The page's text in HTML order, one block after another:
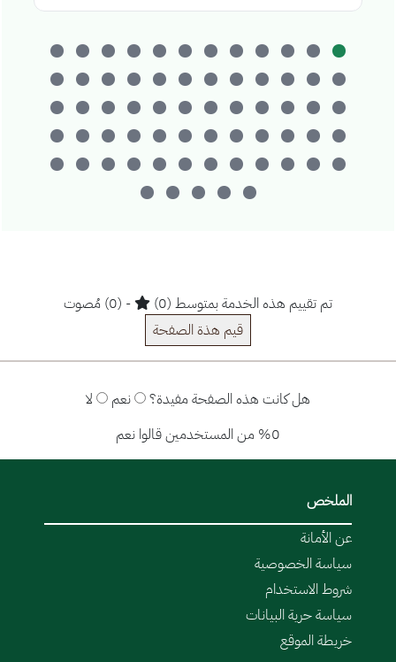
تم تقييم هذه الخدمة بمتوسط (0)
- (0) مُصوت
قيم هذة الصفحة
هل كانت هذه الصفحة مفيدة؟ نعم
لا
%0 من المستخدمين قالوا نعم
الملخص
عن الأمانة
سياسة الخصوصية
شروط الاستخدام
سياسة حرية البيانات
خريطة الموقع